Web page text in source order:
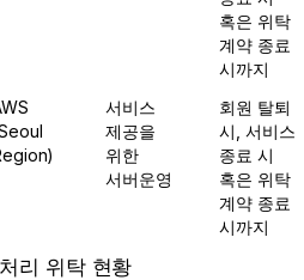
혹은 위탁
계약 종료
시까지
서비스
제공을
위한
서버운영
회원 탈퇴
시, 서비스
종료 시
혹은 위탁
계약 종료
시까지
리 위탁 현황